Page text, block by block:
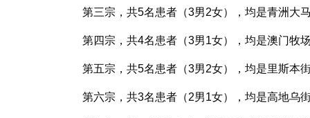
第三宗，共5名患者（3男2女），均是青洲大
第四宗，共4名患者（3男1女），均是澳门牧
第五宗，共5名患者（3男2女），均是里斯本
第六宗，共3名患者（2男1女），均是高地乌